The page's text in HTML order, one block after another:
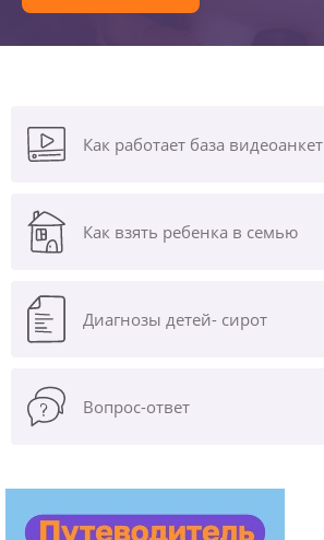
Как работает база видеоанкет
Как взять ребенка в семью
Диагнозы детей- сирот
Вопрос-ответ